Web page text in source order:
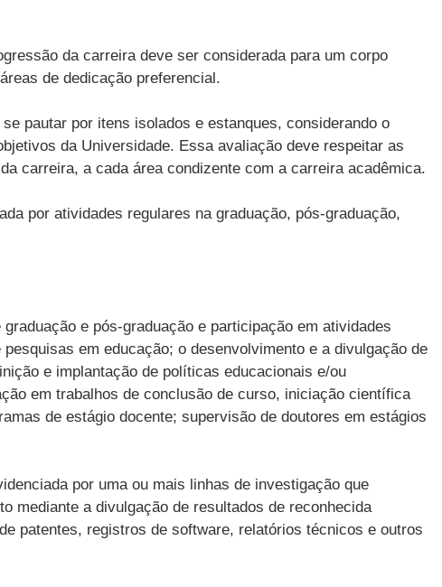
da carreira deve ser considerada para um corpo
de dedicação preferencial.
pautar por itens isolados e estanques, considerando o
da Universidade. Essa avaliação deve respeitar as
carreira, a cada área condizente com a carreira acadêmica.
por atividades regulares na graduação, pós-graduação,
e pós-graduação e participação em atividades
em educação; o desenvolvimento e a divulgação de
e implantação de políticas educacionais e/ou
em trabalhos de conclusão de curso, iniciação científica
de estágio docente; supervisão de doutores em estágios
por uma ou mais linhas de investigação que
mediante a divulgação de resultados de reconhecida
patentes, registros de software, relatórios técnicos e outros